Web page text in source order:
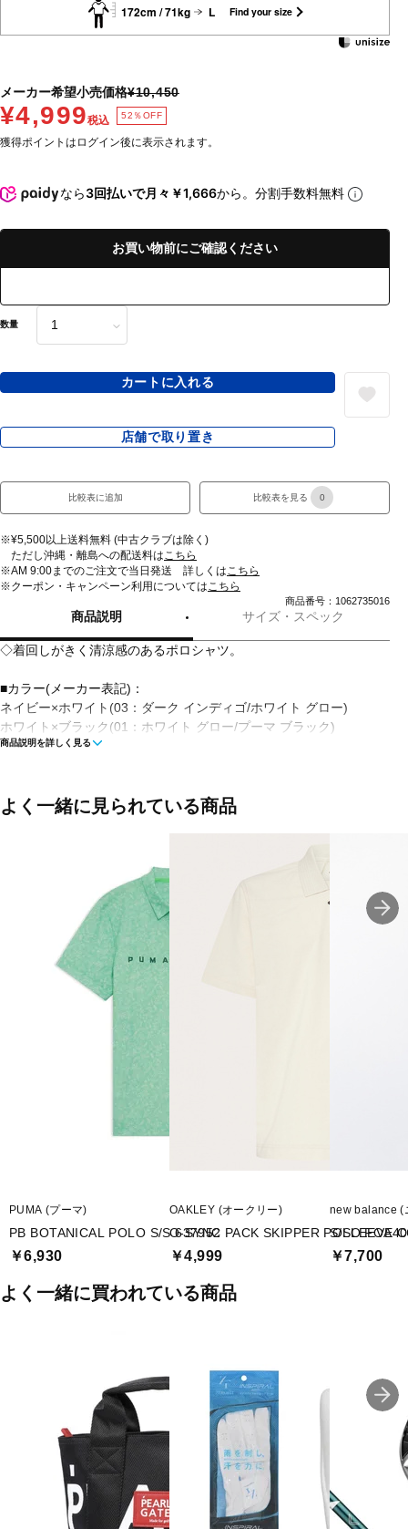
172cm / 71kg L Find your size
メーカー希望小売価格¥10,450
¥4,999税込 52％OFF
獲得ポイントはログイン後に表示されます。
なら3回払いで月々￥1,666から。分割手数料無料
お買い物前にご確認ください
数量
カートに入れる
店舗で取り置き
比較表に追加 比較表を見る 0
※¥5,500以上送料無料 (中古クラブは除く)
ただし沖縄・離島への配送料は こちら
※AM 9:00までのご注文で当日発送 詳しくは こちら
※クーポン・キャンペーン利用については こちら
商品番号：1062735016
商品説明 サイズ・スペック
◇着回しがきく清涼感のあるポロシャツ。
■カラー(メーカー表記)：
ネイビー×ホワイト(03：ダーク インディゴ/ホワイト グロー)
ホワイト×ブラック(01：ホワイト グロー/プーマ ブラック)
■ネックタイプ：その他
■2026春夏モデル26SS
■メーカー型番：638664
商品説明を詳しく見る
よく一緒に見られている商品
PUMA (プーマ)
PB BOTANICAL POLO S/S 637952
￥6,930
OAKLEY (オークリー)
O-SYNC PACK SKIPPER POLO
￥4,999
new balance (
S/SLEEVE
￥7,700
よく一緒に買われている商品